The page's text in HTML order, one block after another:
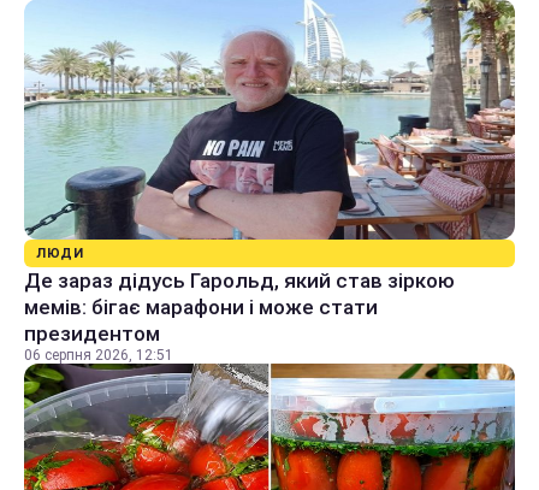
ЛЮДИ
Де зараз дідусь Гарольд, який став зіркою
мемів: бігає марафони і може стати
президентом
06 серпня 2026, 12:51